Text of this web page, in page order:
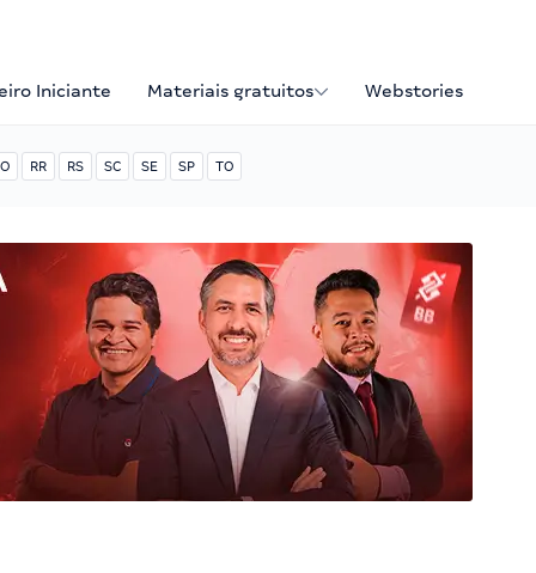
Iniciante Materiais gratuitos Webstories
RR RS SC SE SP TO